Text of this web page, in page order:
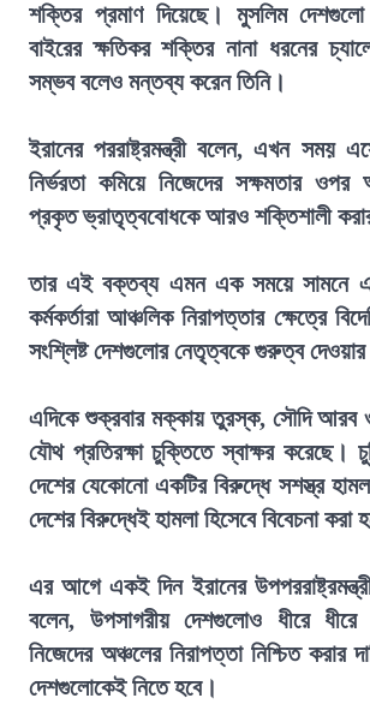
শক্তির প্রমাণ দিয়েছে। মুসলিম
বাইরের ক্ষতিকর শক্তির নানা ধরনের
সম্ভব বলেও মন্তব্য করেন তিনি।
ইরানের পররাষ্ট্রমন্ত্রী বলেন, এখন সময়
নির্ভরতা কমিয়ে নিজেদের সক্ষমতার
প্রকৃত ভ্রাতৃত্ববোধকে আরও শক্তিশালী
তার এই বক্তব্য এমন এক সময়ে সামনে
কর্মকর্তারা আঞ্চলিক নিরাপত্তার ক্ষেত্রে
সংশ্লিষ্ট দেশগুলোর নেতৃত্বকে গুরুত্ব
এদিকে শুক্রবার মক্কায় তুরস্ক, সৌদি আরব
যৌথ প্রতিরক্ষা চুক্তিতে স্বাক্ষর করেছে।
দেশের যেকোনো একটির বিরুদ্ধে সশস্ত্র
দেশের বিরুদ্ধেই হামলা হিসেবে বিবেচনা করা
এর আগে একই দিন ইরানের উপপররাষ্ট্রমন্ত্রী
বলেন, উপসাগরীয় দেশগুলোও ধীরে
নিজেদের অঞ্চলের নিরাপত্তা নিশ্চিত করার
দেশগুলোকেই নিতে হবে।